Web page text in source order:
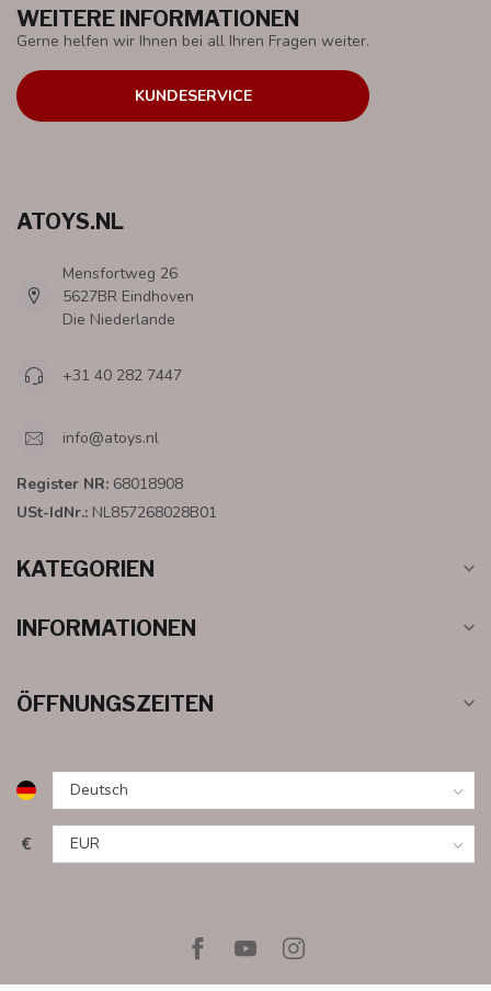
WEITERE INFORMATIONEN
Gerne helfen wir Ihnen bei all Ihren Fragen weiter.
KUNDESERVICE
ATOYS.NL
Mensfortweg 26
5627BR Eindhoven
Die Niederlande
+31 40 282 7447
info@atoys.nl
Register NR: 68018908
USt-IdNr.: NL857268028B01
KATEGORIEN
INFORMATIONEN
ÖFFNUNGSZEITEN
€